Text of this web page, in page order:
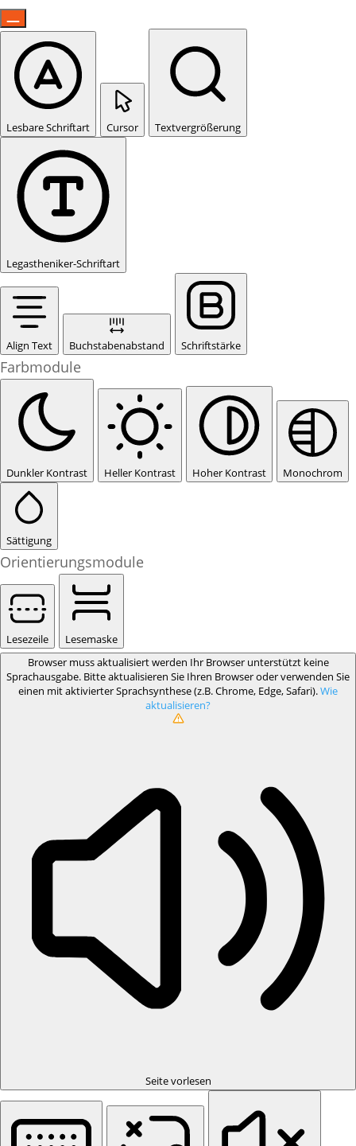
Lesbare Schriftart Cursor Textvergrößerung
Legastheniker-Schriftart
Align Text Buchstabenabstand Schriftstärke
Farbmodule
Dunkler Kontrast Heller Kontrast Hoher Kontrast Monochrom
Sättigung
Orientierungsmodule
Lesezeile
Lesemaske
Browser muss aktualisiert werden Ihr Browser unterstützt keine
Sprachausgabe. Bitte aktualisieren Sie Ihren Browser oder verwenden Sie
einen mit aktivierter Sprachsynthese (z.B. Chrome, Edge, Safari).Wie
aktualisieren?
Seite vorlesen